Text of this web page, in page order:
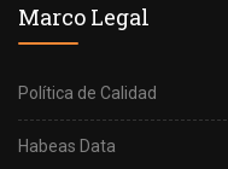
Marco Legal
Política de Calidad
Habeas Data